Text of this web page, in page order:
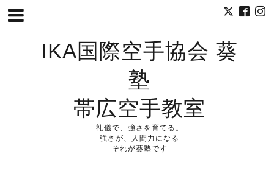
IKA国際空手協会 葵
塾
帯広空手教室
礼儀で、強さを育てる。
強さが、人間力になる
それが葵塾です